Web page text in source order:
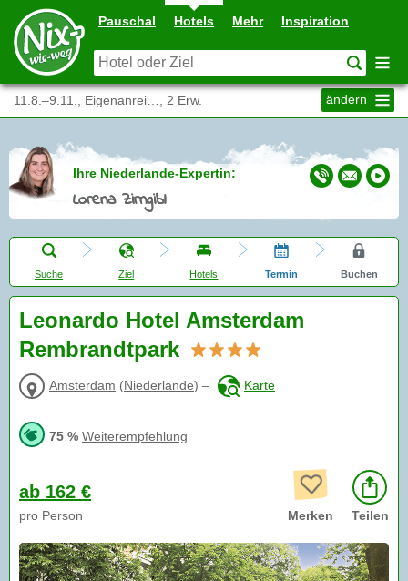
Pauschal Hotels Mehr Inspiration
11.8.–9.11., Eigenanrei…, 2 Erw. ändern
Ihre Niederlande-Expertin:
Lorena Zirngibl
Suche Ziel Hotels Termin Buchen
Leonardo Hotel Amsterdam
Rembrandtpark
Amsterdam (Niederlande) – Karte
75 % Weiterempfehlung
ab 162 €
pro Person Merken Teilen